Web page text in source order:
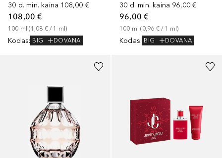
30 d. min. kaina 108,00 €
108,00 €
100 ml (1,08 € / 1 ml)
Kodas: BIG DOVANA
30 d. min. kaina 96,00 €
96,00 €
100 ml (0,96 € / 1 ml)
Kodas: BIG DOVANA